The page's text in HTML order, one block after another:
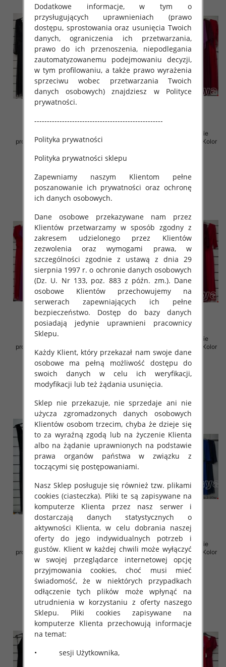
produkt) Roz Standard, Mix Kolor
78.00 zł
szczegóły
Sukienki damskie (Włoskie
produkt) Roz Standard, Mix Kolor
szczegóły
Sukienki damskie (Włoskie
produkt) Roz Standard, Mix Kolor
Paczka 5 szt
76.00 zł
szczegóły
Sukienki damskie (Włoskie
produkt) Roz Standard, Mix Kolor
Paczka 5 szt
76.00 zł
szczegóły
Sukienki damskie (Włoskie
produkt) Roz Standard, Mix Kolor
Paczka 5 szt
72.00 zł
Sukienki damskie (Włoskie
produkt) Roz Standard, Mix Kolor
Paczka 5 szt
69.00 zł
szczegóły
Dodatkowe informacje, w tym o
przysługujących uprawnieniach (prawo
dostępu, sprostowania oraz usunięcia Twoich
danych, ograniczenia ich przetwarzania,
prawo do ich przenoszenia, niepodlegania
zautomatyzowanemu podejmowaniu decyzji,
w tym profilowaniu, a także prawo wyrażenia
sprzeciwu wobec przetwarzania Twoich
danych osobowych) znajdziesz w Polityce
prywatności.
---------------------------------------------------
Polityka prywatności
Polityka prywatności sklepu
Zapewniamy naszym Klientom pełne
poszanowanie ich prywatności oraz ochronę
ich danych osobowych.
Dane osobowe przekazywane nam przez
Klientów przetwarzamy w sposób zgodny z
zakresem udzielonego przez Klientów
zezwolenia oraz wymogami prawa, w
szczególności zgodnie z ustawą z dnia 29
sierpnia 1997 r. o ochronie danych osobowych
(Dz. U. Nr 133, poz. 883 z późn. zm.). Dane
osobowe Klientów przechowujemy na
serwerach zapewniających ich pełne
bezpieczeństwo. Dostęp do bazy danych
posiadają jedynie uprawnieni pracownicy
Sklepu.
Każdy Klient, który przekazał nam swoje dane
osobowe ma pełną możliwość dostępu do
swoich danych w celu ich weryfikacji,
modyfikacji lub też żądania usunięcia.
Sklep nie przekazuje, nie sprzedaje ani nie
użycza zgromadzonych danych osobowych
Klientów osobom trzecim, chyba że dzieje się
to za wyraźną zgodą lub na życzenie Klienta
albo na żądanie uprawnionych na podstawie
prawa organów państwa w związku z
toczącymi się postępowaniami.
Nasz Sklep posługuje się również tzw. plikami
cookies (ciasteczka). Pliki te są zapisywane na
komputerze Klienta przez nasz serwer i
dostarczają danych statystycznych o
aktywności Klienta, w celu dobrania naszej
oferty do jego indywidualnych potrzeb i
gustów. Klient w każdej chwili może wyłączyć
w swojej przeglądarce internetowej opcję
przyjmowania cookies, choć musi mieć
świadomość, że w niektórych przypadkach
odłączenie tych plików może wpłynąć na
utrudnienia w korzystaniu z oferty naszego
Sklepu. Pliki cookies zapisywane na
komputerze Klienta przechowują informacje
na temat:
• sesji Użytkownika,